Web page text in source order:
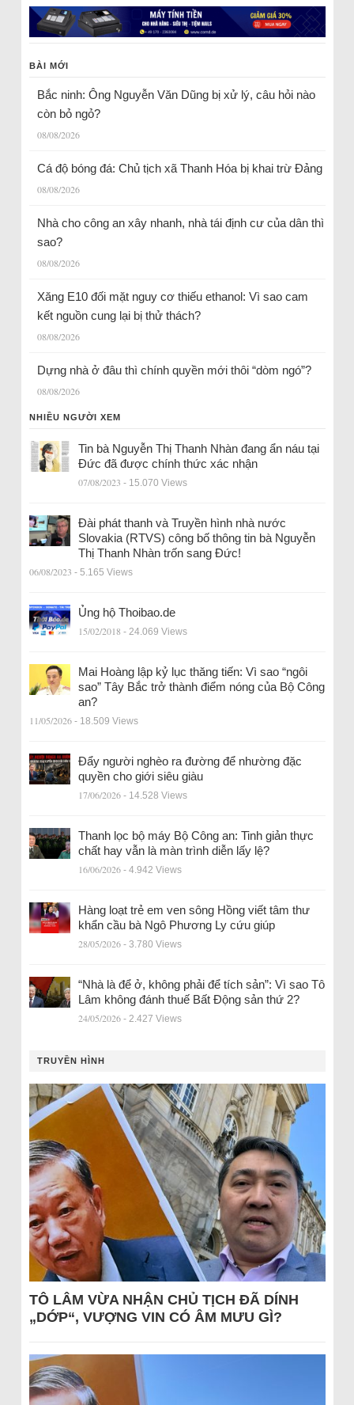
BÀI MỚI
Bắc ninh: Ông Nguyễn Văn Dũng bị xử lý, câu hỏi nào
còn bỏ ngỏ?
08/08/2026
Cá độ bóng đá: Chủ tịch xã Thanh Hóa bị khai trừ Đảng
08/08/2026
Nhà cho công an xây nhanh, nhà tái định cư của dân thì
sao?
08/08/2026
Xăng E10 đối mặt nguy cơ thiếu ethanol: Vì sao cam
kết nguồn cung lại bị thử thách?
08/08/2026
Dựng nhà ở đâu thì chính quyền mới thôi “dòm ngó”?
08/08/2026
NHIỀU NGƯỜI XEM
Tin bà Nguyễn Thị Thanh Nhàn đang ẩn náu tại
Đức đã được chính thức xác nhận
07/08/2023 - 15.070 Views
Đài phát thanh và Truyền hình nhà nước
Slovakia (RTVS) công bố thông tin bà Nguyễn
Thị Thanh Nhàn trốn sang Đức!
06/08/2023 - 5.165 Views
Ủng hộ Thoibao.de
15/02/2018 - 24.069 Views
Mai Hoàng lập kỷ lục thăng tiến: Vì sao “ngôi
sao” Tây Bắc trở thành điểm nóng của Bộ Công
an?
11/05/2026 - 18.509 Views
Đẩy người nghèo ra đường để nhường đặc
quyền cho giới siêu giàu
17/06/2026 - 14.528 Views
Thanh lọc bộ máy Bộ Công an: Tinh giản thực
chất hay vẫn là màn trình diễn lấy lệ?
16/06/2026 - 4.942 Views
Hàng loạt trẻ em ven sông Hồng viết tâm thư
khẩn cầu bà Ngô Phương Ly cứu giúp
28/05/2026 - 3.780 Views
“Nhà là để ở, không phải để tích sản”: Vì sao Tô
Lâm không đánh thuế Bất Động sản thứ 2?
24/05/2026 - 2.427 Views
TRUYỀN HÌNH
TÔ LÂM VỪA NHẬN CHỦ TỊCH ĐÃ DÍNH
„DỚP“, VƯỢNG VIN CÓ ÂM MƯU GÌ?